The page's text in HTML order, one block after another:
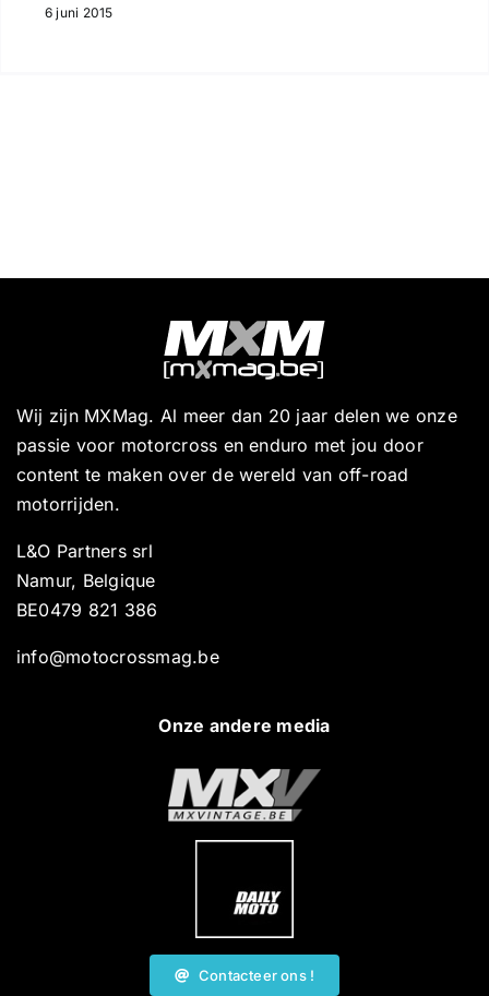
6 juni 2015
Wij zijn MXMag. Al meer dan 20 jaar delen we onze
passie voor motorcross en enduro met jou door
content te maken over de wereld van off-road
motorrijden.
L&O Partners srl
Namur, Belgique
BE0479 821 386
info@motocrossmag.be
Onze andere media
Contacteer ons !